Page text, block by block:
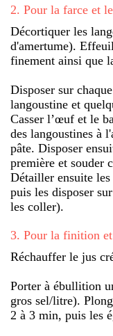
2. Pour la farce et
Décortiquer les
d'amertume).
finement ainsi que
Disposer sur
langoustine et
Casser l’œuf et le
des langoustines à
pâte. Disposer
première et souder
Détailler ensuite
puis les disposer
les coller).
3. Pour la finition et
Réchauffer le jus
Porter à ébullition
gros sel/litre).
2 à 3 min, puis les